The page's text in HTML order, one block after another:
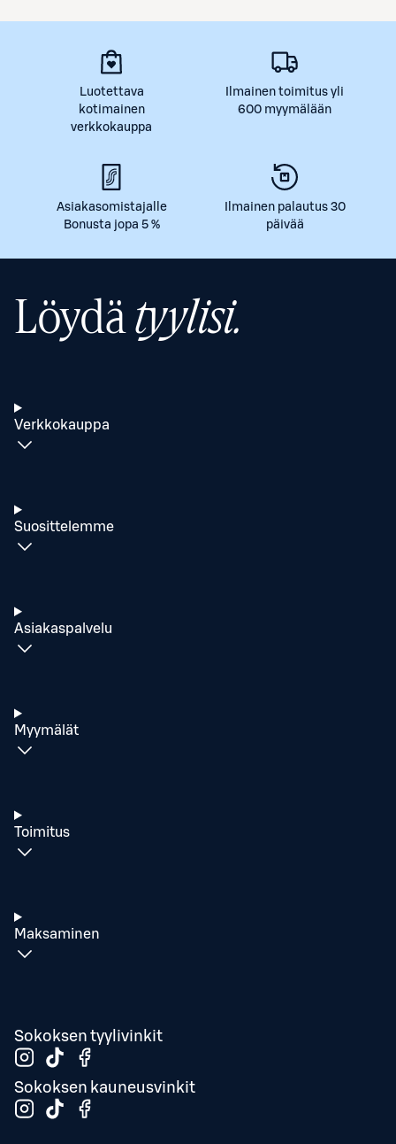
Luotettava
kotimainen
verkkokauppa
Ilmainen toimitus yli
600 myymälään
Asiakasomistajalle
Bonusta jopa 5 %
Ilmainen palautus 30
päivää
Löydätyylisi.
Verkkokauppa
Suosittelemme
Asiakaspalvelu
Myymälät
Toimitus
Maksaminen
Sokoksen tyylivinkit
Sokoksen kauneusvinkit